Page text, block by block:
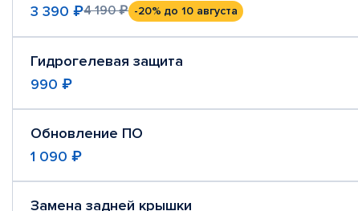
3 390 ₽4 190 ₽ -20% до 10 августа
Гидрогелевая защита
990 ₽
Обновление ПО
1 090 ₽
Замена задней крышки